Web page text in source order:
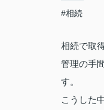
#相続
相続で取
管理の手
す。
こうした